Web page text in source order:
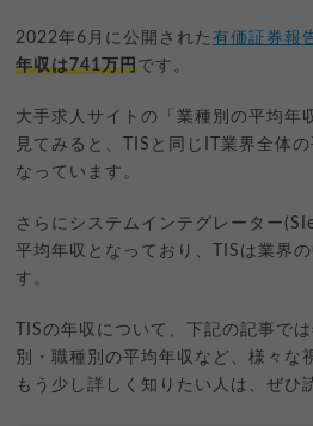
2022年6月に公開された 有価証券報
年収は741万円です。
大手求人サイトの「業種別の平均年
見てみると、TISと同じIT業界全体
なっています。
さらにシステムインテグレーター
平均年収となっており、TISは業界
す。
TISの年収について、下記の記事で
別・職種別の平均年収など、様々な
もう少し詳しく知りたい人は、ぜひ